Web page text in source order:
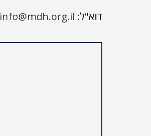
דוא"ל: info@mdh.org.il